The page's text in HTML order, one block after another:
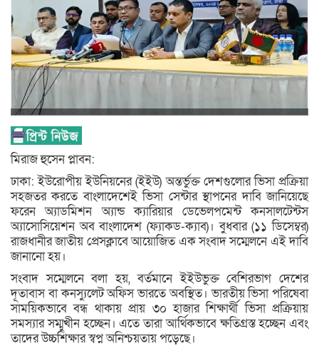
মিরাজ হুসেন প্লাবন:
ঢাকা: ইউরোপীয় ইউনিয়নের (ইইউ) অন্তর্ভুক্ত দেশগুলোর ভিসা প্রক্রিয়া
সহজতর করতে বাংলাদেশেই ভিসা সেন্টার স্থাপনের দাবি জানিয়েছে
ফরেন অ্যাডমিশন অ্যান্ড ক্যারিয়ার ডেভেলপমেন্ট কনসালটেন্টস
অ্যাসোসিয়েশন অব বাংলাদেশ (ফ্যাকড-ক্যাব)। বুধবার (১১ ডিসেম্বর)
রাজধানীর জাতীয় প্রেসক্লাবে আয়োজিত এক সংবাদ সম্মেলনে এই দাবি
জানানো হয়।
সংবাদ সম্মেলনে বলা হয়, বর্তমানে ইইউভুক্ত বেশিরভাগ দেশের
দূতাবাস বা কনস্যুলেট অফিস ভারতে অবস্থিত। ভারতীয় ভিসা পরিষেবা
সাময়িকভাবে বন্ধ থাকায় প্রায় ৩০ হাজার শিক্ষার্থী ভিসা প্রক্রিয়ায়
সমস্যার সম্মুখীন হচ্ছেন। এতে তারা আর্থিকভাবে ক্ষতিগ্রস্ত হচ্ছেন এবং
তাদের উচ্চশিক্ষার স্বপ্ন অনিশ্চয়তায় পড়েছে।